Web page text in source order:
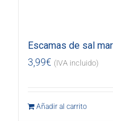
Escamas de sal
3,99€ (IVA incluido)
Añadir al carrito